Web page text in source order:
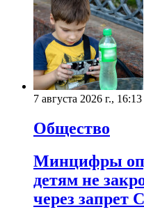
7 августа 2026 г., 16:13
Общество
Минцифры
детям не
через запрет